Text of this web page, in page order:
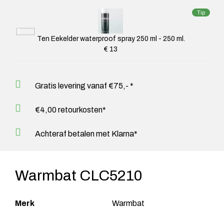
Tip
Ten Eekelder waterproof spray 250 ml - 250 ml.
€ 13
Gratis levering vanaf €75,- *
€4,00 retourkosten*
Achteraf betalen met Klarna*
Warmbat CLC5210
Merk Warmbat